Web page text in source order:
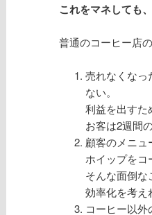
これをマネしても
普通のコーヒー店
売れなくなっ
ない。
利益を出すた
お客は2週間
顧客のメニ
ホイップを
そんな面倒
効率化を考え
コーヒー以